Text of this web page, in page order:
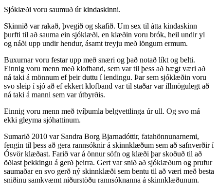
Sjóklæði voru saumuð úr kindaskinni.
Skinnið var rakað, þvegið og skafið. Um sex til átta kindaskinn
þurfti til að sauma ein sjóklæði, en klæðin voru brók, heil undir yl
og náði upp undir hendur, ásamt treyju með löngum ermum.
Buxurnar voru festar upp með snæri og það notað líkt og belti.
Einnig voru menn með klofband, sem var til þess að hægt væri að
ná taki á mönnum ef þeir duttu í lendingu. Þar sem sjóklæðin voru
svo sleip í sjó að ef ekkert klofband var til staðar var illmögulegt að
ná taki á manni sem var útbyrðis.
Einnig voru menn með tvíþumla belgvettlinga úr ull. Og svo má
ekki gleyma sjóhattinum.
Sumarið 2010 var Sandra Borg Bjarnadóttir, fatahönnunarnemi,
fengin til þess að gera rannsóknir á skinnklæðum sem að safnverðir í
Ósvör klæðast. Farið var á önnur söfn og klæði þar skoðuð til að
öðlast þekkingu á gerð þeirra. Gert var snið að sjóklæðum og prufur
saumaðar en svo gerð ný skinnklæði sem bentu til að væri með besta
sniðinu samkvæmt niðurstöðu rannsóknanna á skinnklæðunum.